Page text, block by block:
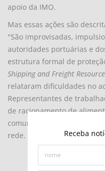
Receba
apoio da IMO.
Mas essas ações são
"São improvisadas,
autoridades portuárias e
estrutura formal de
Shipping and Freight
relataram dificuldades no
Representantes de
de racionamento de
comunicação limitada com
rede.